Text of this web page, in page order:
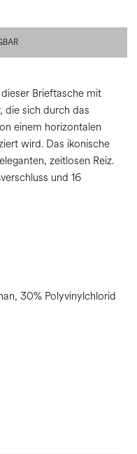
Brieftasche mit
die sich durch das
einem horizontalen
wird. Das ikonische
zeitlosen Reiz.
und 16
30% Polyvinylchlorid